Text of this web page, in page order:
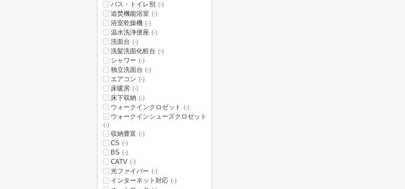
バス・トイレ別 (-)
追焚機能浴室 (-)
浴室乾燥機 (-)
温水洗浄便座 (-)
洗面台 (-)
洗髪洗面化粧台 (-)
シャワー (-)
独立洗面台 (-)
エアコン (-)
床暖房 (-)
床下収納 (-)
ウォークインクロゼット (-)
ウォークインシューズクロゼット
(-)
収納豊富 (-)
CS (-)
BS (-)
CATV (-)
光ファイバー (-)
インターネット対応 (-)